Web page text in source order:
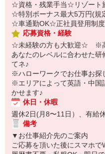
☆資格・残業手当☆リゾート
☆特別ボーナス最大5万円(規
☆車通勤OK☆正社員登用制
応募資格・経験
☆未経験の方も大歓迎☆ ※
あなたのレベルに合わせた
てネ♪
※ハローワークでお仕事お探
※エリアによって英語・中国
かせます♪
休日・休暇
週休2日(月8〜11日）、有給
備考
▼お仕事紹介先のご案内
ご応募を頂いた後にスマホで